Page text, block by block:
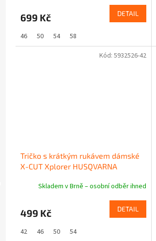
699 Kč DETAIL
46 50 54 58
Tričko s krátkým rukávem dámské
X-CUT Xplorer HUSQVARNA
Skladem v Brně – osobní odběr ihned
499 Kč DETAIL
42 46 50 54
Kód: 5932526-42